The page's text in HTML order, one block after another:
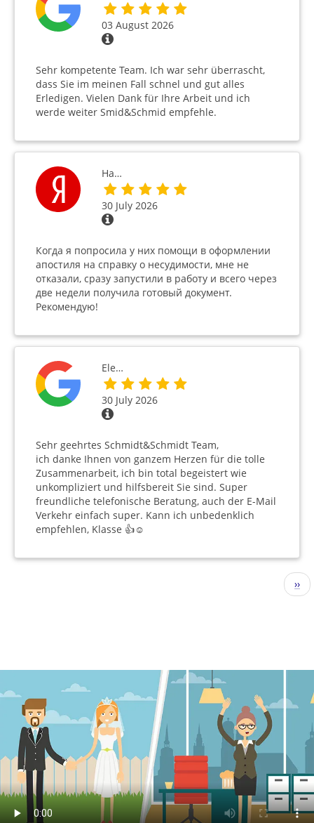
03 August 2026
Sehr kompetente Team. Ich war sehr überrascht,
dass Sie im meinen Fall schnel und gut alles
Erledigen. Vielen Dank für Ihre Arbeit und ich
werde weiter Smid&Schmid empfehle.
На…
30 July 2026
Когда я попросила у них помощи в оформлении
апостиля на справку о несудимости, мне не
отказали, сразу запустили в работу и всего через
две недели получила готовый документ.
Рекомендую!
Ele…
30 July 2026
Sehr geehrtes Schmidt&Schmidt Team,
ich danke Ihnen von ganzem Herzen für die tolle
Zusammenarbeit, ich bin total begeistert wie
unkompliziert und hilfsbereit Sie sind. Super
freundliche telefonische Beratung, auch der E-Mail
Verkehr einfach super. Kann ich unbedenklich
empfehlen, Klasse 👍☺️
››